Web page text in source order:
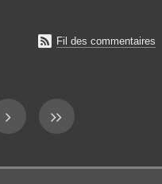
 Fil des commentaires